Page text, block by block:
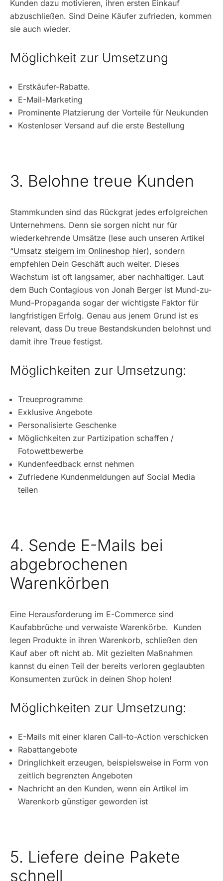
Kunden dazu motivieren, ihren ersten Einkauf
abzuschließen. Sind Deine Käufer zufrieden, kommen
sie auch wieder.
Möglichkeit zur Umsetzung
Erstkäufer-Rabatte.
E-Mail-Marketing
Prominente Platzierung der Vorteile für Neukunden
Kostenloser Versand auf die erste Bestellung
3. Belohne treue Kunden
Stammkunden sind das Rückgrat jedes erfolgreichen
Unternehmens. Denn sie sorgen nicht nur für
wiederkehrende Umsätze (lese auch unseren Artikel
“Umsatz steigern im Onlineshop hier), sondern
empfehlen Dein Geschäft auch weiter. Dieses
Wachstum ist oft langsamer, aber nachhaltiger. Laut
dem Buch Contagious von Jonah Berger ist Mund-zu-
Mund-Propaganda sogar der wichtigste Faktor für
langfristigen Erfolg. Genau aus jenem Grund ist es
relevant, dass Du treue Bestandskunden belohnst und
damit ihre Treue festigst.
Möglichkeiten zur Umsetzung:
Treueprogramme
Exklusive Angebote
Personalisierte Geschenke
Möglichkeiten zur Partizipation schaffen /
Fotowettbewerbe
Kundenfeedback ernst nehmen
Zufriedene Kundenmeldungen auf Social Media
teilen
4. Sende E-Mails bei
abgebrochenen
Warenkörben
Eine Herausforderung im E-Commerce sind
Kaufabbrüche und verwaiste Warenkörbe. Kunden
legen Produkte in ihren Warenkorb, schließen den
Kauf aber oft nicht ab. Mit gezielten Maßnahmen
kannst du einen Teil der bereits verloren geglaubten
Konsumenten zurück in deinen Shop holen!
Möglichkeiten zur Umsetzung:
E-Mails mit einer klaren Call-to-Action verschicken
Rabattangebote
Dringlichkeit erzeugen, beispielsweise in Form von
zeitlich begrenzten Angeboten
Nachricht an den Kunden, wenn ein Artikel im
Warenkorb günstiger geworden ist
5. Liefere deine Pakete
schnell